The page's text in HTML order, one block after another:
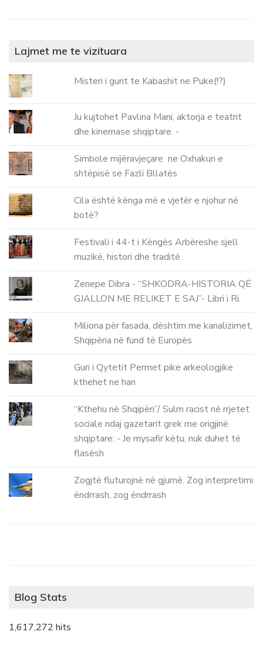
Lajmet me te vizituara
Misteri i gurit te Kabashit ne Puke(!?)
Ju kujtohet Pavlina Mani, aktorja e teatrit
dhe kinemase shqiptare. -
Simbole mijëravjeçare ne Oxhakun e
shtëpisë se Fazli Bllatës
Cila është kënga më e vjetër e njohur në
botë?
Festivali i 44-t i Këngës Arbëreshe sjell
muzikë, histori dhe traditë
Zenepe Dibra - “SHKODRA-HISTORIA QË
GJALLON ME RELIKET E SAJ”- Libri i Ri.
Miliona për fasada, dështim me kanalizimet,
Shqipëria në fund të Europës
Guri i Qytetit Permet pike arkeologjike
kthehet ne han
“Kthehu në Shqipëri”/ Sulm racist në rrjetet
sociale ndaj gazetarit grek me origjinë
shqiptare: - Je mysafir këtu, nuk duhet të
flasësh
Zogjtë fluturojnë në gjumë. Zog interpretimi
ëndrrash, zog ëndrrash
Blog Stats
1,617,272 hits